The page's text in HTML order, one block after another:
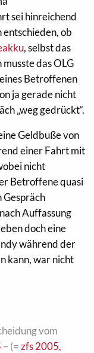
sei hinreichend
ob
, selbst das
das OLG
Betroffenen
ja gerade nicht
„weg gedrückt“.
Geldbuße von
einer Fahrt mit
nicht
Betroffene quasi
Gespräch
Auffassung
doch eine
während der
kann, war nicht
vom
– (=zfs 2005,